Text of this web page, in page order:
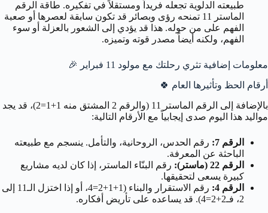
طبيعته الدلوية تجعله فريداً ومستقلاً في تفكيره. طاقة الرقم
الماستر 11 تمنحه رؤى وبصائر قد تكون سابقة لعصرها أو صعبة
الفهم على من حوله. هذا قد يؤدي إلى الشعور بالعزلة أو سوء
الفهم، ولكنه أيضاً مصدر قوته وتميزه.
معلومات إضافية تثري رحلتك مع مولود 11 فبراير
🎉
أرقام الحظ وتأثيرها العام 🍀
بالإضافة إلى الرقم الماستر 11 (والرقم 2 المشتق منه 1+1=2)، قد يجد
مواليد هذا اليوم صدى إيجابياً مع الأرقام التالية:
الرقم 7:
رقم الحدس، الروحانية، والتأمل. ينسجم مع طبيعته
الباحثة عن المعرفة.
الرقم 22 (ماستر):
رقم البنّاء الماستر، إذا كان لديه مشاريع
كبيرة يسعى لتحقيقها.
الرقم 4:
رقم الاستقرار والبناء (1+1+2=4، أو إذا اختزل الـ11 إلى
2، فـ2+2=4). قد يساعده على تأريض أفكاره.